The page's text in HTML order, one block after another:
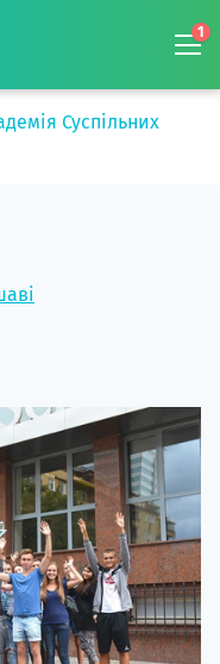
1
Суспільних